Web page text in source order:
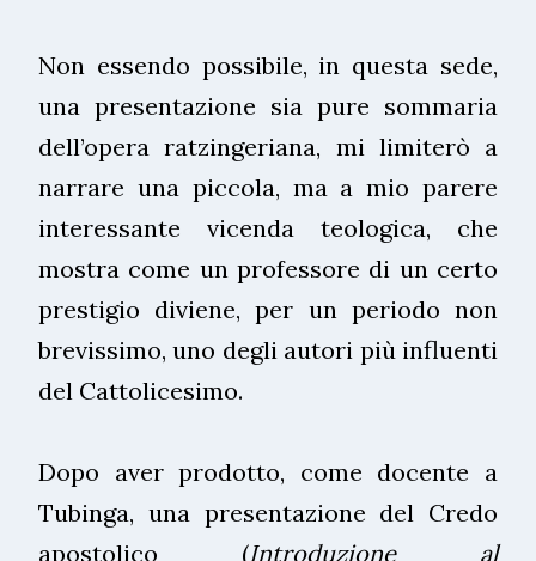
Non essendo possibile, in questa sede,
una presentazione sia pure sommaria
dell’opera ratzingeriana, mi limiterò a
narrare una piccola, ma a mio parere
interessante vicenda teologica, che
mostra come un professore di un certo
prestigio diviene, per un periodo non
brevissimo, uno degli autori più influenti
del Cattolicesimo.
Dopo aver prodotto, come docente a
Tubinga, una presentazione del Credo
apostolico (Introduzione al